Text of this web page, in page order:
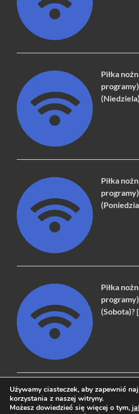
Piłka
Piłka
Piłka
(Sobota)?
Używamy ciasteczek, aby zapewnić
korzystania z naszej witryny.
Możesz dowiedzieć się więcej o tym,